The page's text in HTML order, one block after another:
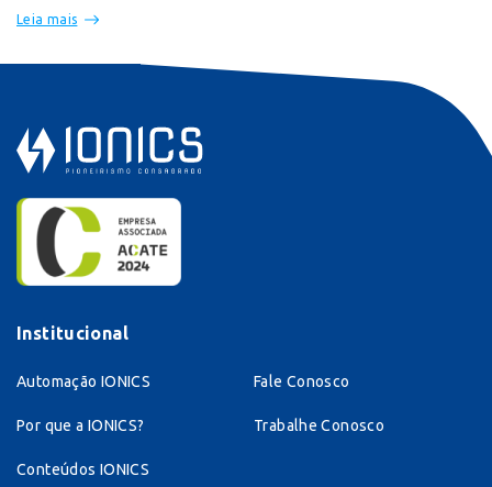
Leia mais
Institucional
Automação IONICS
Por que a IONICS?
Conteúdos IONICS
Fale Conosco
Trabalhe Conosco